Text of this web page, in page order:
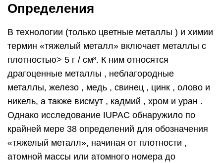
Определения
В технологии (только цветные металлы ) и химии
термин «тяжелый металл» включает металлы с
плотностью> 5 г / см³. К ним относятся
драгоценные металлы , неблагородные
металлы, железо , медь , свинец , цинк , олово и
никель, а также висмут , кадмий , хром и уран .
Однако исследование IUPAC обнаружило по
крайней мере 38 определений для обозначения
«тяжелый металл», начиная от плотности ,
атомной массы или атомного номера до